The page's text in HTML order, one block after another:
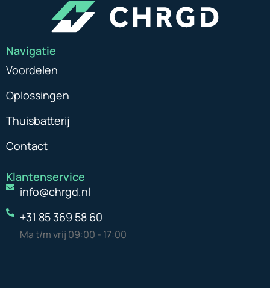
Navigatie
Voordelen
Oplossingen
Thuisbatterij
Contact
Klantenservice
info@chrgd.nl
‭+31 85 369 58 60‬
Ma t/m vrij 09:00 - 17:00